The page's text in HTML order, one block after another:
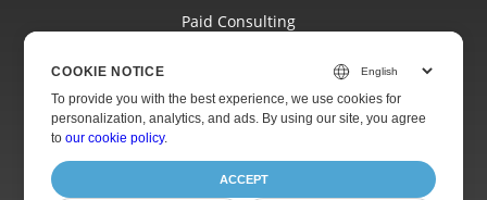
Paid Consulting
Websites
About
COOKIE NOTICE
To provide you with the best experience, we use cookies for
personalization, analytics, and ads. By using our site, you agree
toour cookie policy.
ACCEPT